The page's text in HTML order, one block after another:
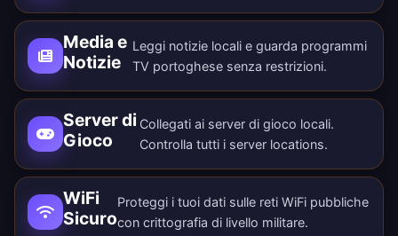
Media e
Notizie
Leggi notizie locali e guarda programmi
TV portoghese senza restrizioni.
Server di
Gioco
Collegati ai server di gioco locali.
Controlla tutti i server locations.
WiFi
Sicuro
Proteggi i tuoi dati sulle reti WiFi pubbliche
con crittografia di livello militare.